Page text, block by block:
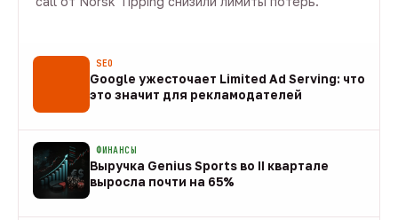
SEO
Google ужесточает Limited Ad Serving: что
это значит для рекламодателей
ФИНАНСЫ
Выручка Genius Sports во II квартале
выросла почти на 65%